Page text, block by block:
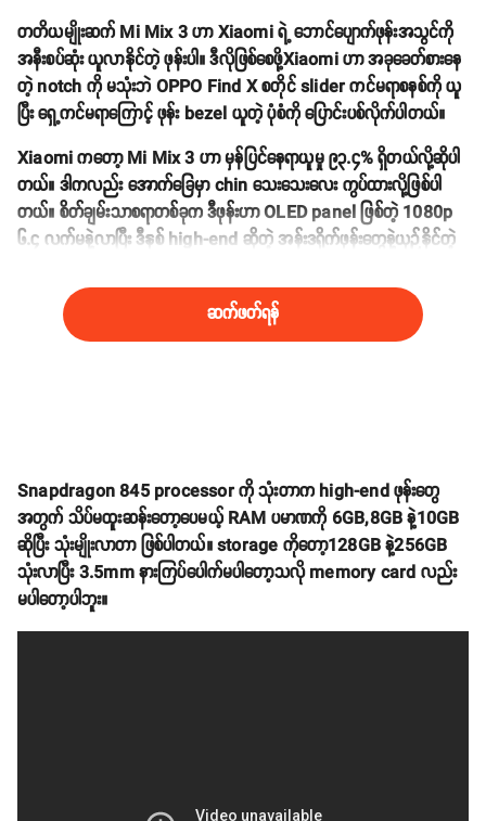
တတိယမျိုးဆက် Mi Mix 3 ဟာ Xiaomi ရဲ့ ဘောင်ပျောက်ဖုန်းအသွင်ကို
အနီးစပ်ဆုံး ယူလာနိုင်တဲ့ ဖုန်းပါ။ ဒီလိုဖြစ်စေဖို့Xiaomi ဟာ အခုခေတ်စားနေ
တဲ့ notch ကို မသုံးဘဲ OPPO Find X စတိုင် slider ကင်မရာစနစ်ကို ယူ
ပြီး ရှေ့ကင်မရာကြောင့် ဖုန်း bezel ယူတဲ့ ပုံစံကို ပြောင်းပစ်လိုက်ပါတယ်။
Xiaomi ကတော့ Mi Mix 3 ဟာ မှန်ပြင်နေရာယူမှု ၉၃.၄% ရှိတယ်လို့ဆိုပါ
တယ်။ ဒါကလည်း အောက်ခြေမှာ chin သေးသေးလေး ကွပ်ထားလို့ဖြစ်ပါ
တယ်။ စိတ်ချမ်းသာစရာတစ်ခုက ဒီဖုန်းဟာ OLED panel ဖြစ်တဲ့ 1080p
၆.၄ လက်မနဲ့လာပြီး ဒီနှစ် high-end ဆိုတဲ့ အန်းဒရိုက်ဖုန်းတွေနဲ့ယှဉ်နိုင်တဲ့
ဆက်ဖတ်ရန်
Snapdragon 845 processor ကို သုံးတာက high-end ဖုန်းတွေ
အတွက် သိပ်မထူးဆန်းတော့ပေမယ့် RAM ပမာဏကို 6GB,8GB နဲ့10GB
ဆိုပြီး သုံးမျိုးလာတာ ဖြစ်ပါတယ်။ storage ကိုတော့128GB နဲ့256GB
သုံးလာပြီး 3.5mm နားကြပ်ပေါက်မပါတော့သလို memory card လည်း
မပါတော့ပါဘူး။